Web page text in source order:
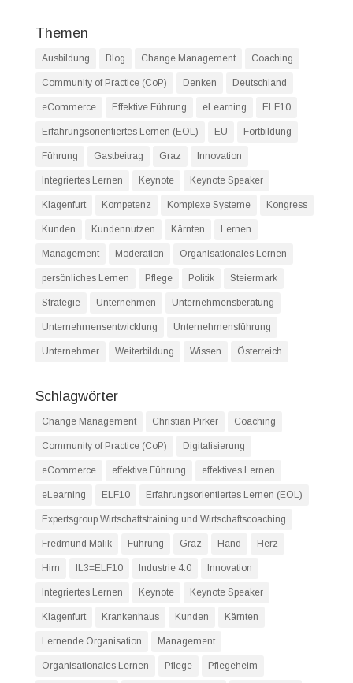
Themen
Ausbildung Blog Change Management Coaching
Community of Practice (CoP) Denken Deutschland
eCommerce Effektive Führung eLearning ELF10
Erfahrungsorientiertes Lernen (EOL) EU Fortbildung
Führung Gastbeitrag Graz Innovation
Integriertes Lernen Keynote Keynote Speaker
Klagenfurt Kompetenz Komplexe Systeme Kongress
Kunden Kundennutzen Kärnten Lernen
Management Moderation Organisationales Lernen
persönliches Lernen Pflege Politik Steiermark
Strategie Unternehmen Unternehmensberatung
Unternehmensentwicklung Unternehmensführung
Unternehmer Weiterbildung Wissen Österreich
Schlagwörter
Change Management Christian Pirker Coaching
Community of Practice (CoP) Digitalisierung
eCommerce effektive Führung effektives Lernen
eLearning ELF10 Erfahrungsorientiertes Lernen (EOL)
Expertsgroup Wirtschaftstraining und Wirtschaftscoaching
Fredmund Malik Führung Graz Hand Herz
Hirn IL3=ELF10 Industrie 4.0 Innovation
Integriertes Lernen Keynote Keynote Speaker
Klagenfurt Krankenhaus Kunden Kärnten
Lernende Organisation Management
Organisationales Lernen Pflege Pflegeheim